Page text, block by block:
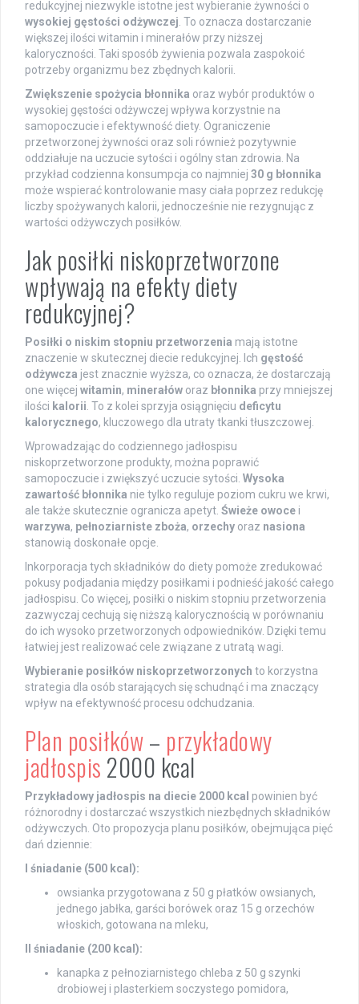
redukcyjnej niezwykle istotne jest wybieranie żywności o
wysokiej gęstości odżywczej . To oznacza dostarczanie
większej ilości witamin i minerałów przy niższej
kaloryczności. Taki sposób żywienia pozwala zaspokoić
potrzeby organizmu bez zbędnych kalorii.
Zwiększenie spożycia błonnika oraz wybór produktów o
wysokiej gęstości odżywczej wpływa korzystnie na
samopoczucie i efektywność diety. Ograniczenie
przetworzonej żywności oraz soli również pozytywnie
oddziałuje na uczucie sytości i ogólny stan zdrowia. Na
przykład codzienna konsumpcja co najmniej 30 g błonnika
może wspierać kontrolowanie masy ciała poprzez redukcję
liczby spożywanych kalorii, jednocześnie nie rezygnując z
wartości odżywczych posiłków.
Jak posiłki niskoprzetworzone
wpływają na efekty diety
redukcyjnej?
Posiłki o niskim stopniu przetworzenia mają istotne
znaczenie w skutecznej diecie redukcyjnej. Ich gęstość
odżywcza jest znacznie wyższa, co oznacza, że dostarczają
one więcej witamin, minerałów oraz błonnika przy mniejszej
ilości kalorii . To z kolei sprzyja osiągnięciu deficytu
kalorycznego, kluczowego dla utraty tkanki tłuszczowej.
Wprowadzając do codziennego jadłospisu
niskoprzetworzone produkty, można poprawić
samopoczucie i zwiększyć uczucie sytości. Wysoka
zawartość błonnika nie tylko reguluje poziom cukru we krwi,
ale także skutecznie ogranicza apetyt. Świeże owoce i
warzywa, pełnoziarniste zboża, orzechy oraz nasiona
stanowią doskonałe opcje.
Inkorporacja tych składników do diety pomoże zredukować
pokusy podjadania między posiłkami i podnieść jakość całego
jadłospisu. Co więcej, posiłki o niskim stopniu przetworzenia
zazwyczaj cechują się niższą kalorycznością w porównaniu
do ich wysoko przetworzonych odpowiedników. Dzięki temu
łatwiej jest realizować cele związane z utratą wagi.
Wybieranie posiłków niskoprzetworzonych to korzystna
strategia dla osób starających się schudnąć i ma znaczący
wpływ na efektywność procesu odchudzania.
Plan posiłków– przykładowy
jadłospis 2000 kcal
Przykładowy jadłospis na diecie 2000 kcal powinien być
różnorodny i dostarczać wszystkich niezbędnych składników
odżywczych. Oto propozycja planu posiłków, obejmująca pięć
dań dziennie:
I śniadanie (500 kcal):
owsianka przygotowana z 50 g płatków owsianych,
jednego jabłka, garści borówek oraz 15 g orzechów
włoskich, gotowana na mleku,
II śniadanie (200 kcal):
kanapka z pełnoziarnistego chleba z 50 g szynki
drobiowej i plasterkiem soczystego pomidora,